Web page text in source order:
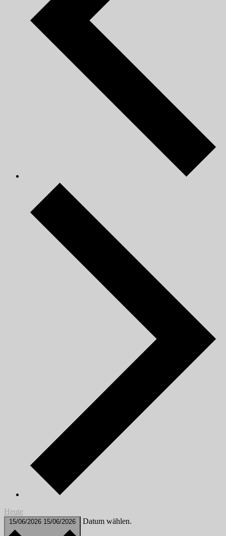
Heute
15/06/2026 15/06/2026 Datum wählen.